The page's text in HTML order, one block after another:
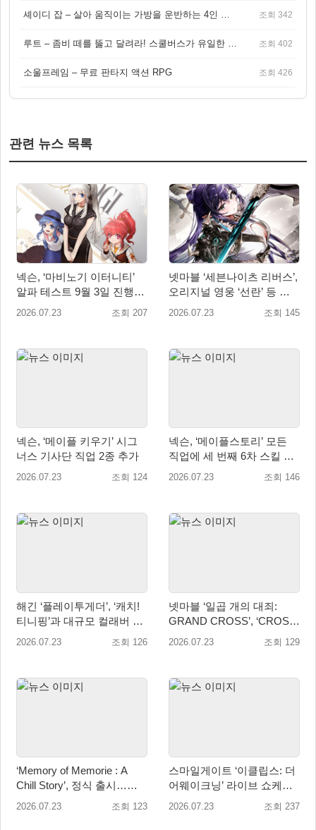
셰이디 잡 – 살아 움직이는 가방을 운반하는 4인 협동 물리 어드벤처 게임 조회 342
루트 – 좀비 떼를 뚫고 달려라! 스쿨버스가 유일한 집이 되는 4인 협동 생존 게임 조회 402
소울프레임 – 무료 판타지 액션 RPG 조회 426
관련 뉴스 목록
넥슨, ‘마비노기 이터니티’
알파 테스트 9월 3일 진행…
참가자 모집 실시
2026.07.23 조회 207
넷마블 ‘세븐나이츠 리버스’,
오리지널 영웅 ‘선란’ 등 업
데이트 실시
2026.07.23 조회 145
넥슨, ‘메이플 키우기’ 시그
너스 기사단 직업 2종 추가
2026.07.23 조회 124
넥슨, ‘메이플스토리’ 모든
직업에 세 번째 6차 스킬 코
어 추가
2026.07.23 조회 146
해긴 ‘플레이투게더’, ‘캐치!
티니핑’과 대규모 컬래버 업
데이트 진행!
2026.07.23 조회 126
넷마블 ‘일곱 개의 대죄:
GRAND CROSS’, ‘CROSS:
IF’ 업데이트 실시
2026.07.23 조회 129
‘Memory of Memorie : A
Chill Story’, 정식 출시…
OST도 동시 발매
2026.07.23 조회 123
스마일게이트 ‘이클립스: 더
어웨이크닝’ 라이브 쇼케이
스 및 사전등록 실시
2026.07.23 조회 237